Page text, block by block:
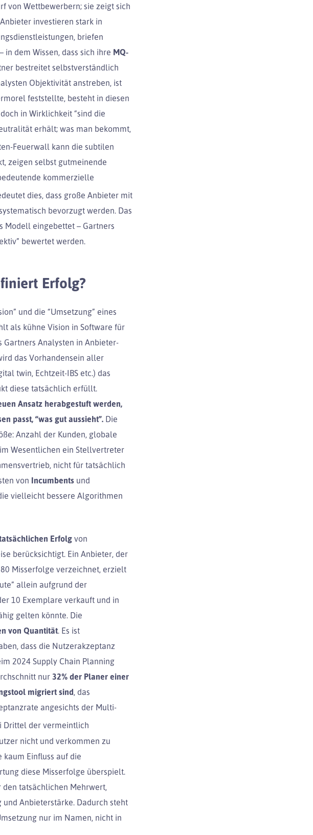
von Wettbewerbern; sie zeigt sich
investieren stark in
briefen
dem Wissen, dass sich ihre MQ-
bestreitet selbstverständlich
Objektivität anstreben, ist
feststellte, besteht in diesen
doch in Wirklichkeit “sind die
erhält; was man bekommt,
Feuerwall kann die subtilen
zeigen selbst gutmeinende
kommerzielle
dies, dass große Anbieter mit
bevorzugt werden. Das
Modell eingebettet – Gartners
bewertet werden.
Erfolg?
und die “Umsetzung” eines
als kühne Vision in Software für
Gartners Analysten in Anbieter-
das Vorhandensein aller
twin, Echtzeit-IBS etc.) das
diese tatsächlich erfüllt.
Ansatz herabgestuft werden,
passt, “was gut aussieht”. Die
Anzahl der Kunden, globale
Wesentlichen ein Stellvertreter
nicht für tatsächlich
von Incumbents und
vielleicht bessere Algorithmen
Erfolgvon
berücksichtigt. Ein Anbieter, der
Misserfolge verzeichnet, erzielt
allein aufgrund der
10 Exemplare verkauft und in
gelten könnte. Die
von Quantität. Es ist
dass die Nutzerakzeptanz
2024 Supply Chain Planning
nur32% der Planer einer
migriert sind, das
angesichts der Multi-
Drittel der vermeintlich
nicht und verkommen zu
kaum Einfluss auf die
diese Misserfolge überspielt.
den tatsächlichen Mehrwert,
Anbieterstärke. Dadurch steht
nur im Namen, nicht in